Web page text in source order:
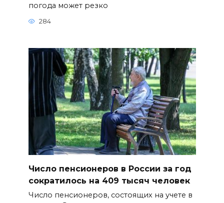
погода может резко
284
Число пенсионеров в России за год
сократилось на 409 тысяч человек
Число пенсионеров, состоящих на учете в